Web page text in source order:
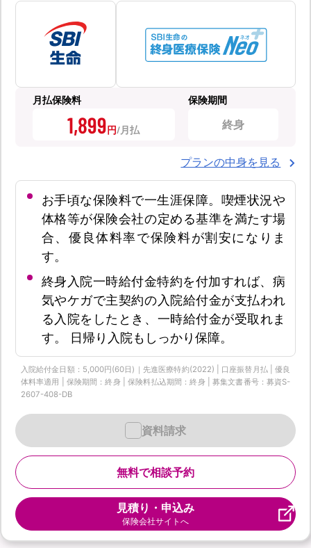
月払保険料
1,899円
保険期間
終身
プランの中身を見る
お手頃な保険料で一生涯保障。喫煙状況や
体格等が保険会社の定める基準を満たす場
合、優良体料率で保険料が割安になりま
す。
終身入院一時給付金特約を付加すれば、病
気やケガで主契約の入院給付金が支払われ
る入院をしたとき、一時給付金が受取れま
す。 日帰り入院もしっかり保障。
入院給付金日額：5,000円(60日)｜先進医療特約(2022) | 口座振替月払 | 優良
体料率適用 | 保険期間：終身 | 保険料払込期間：終身 | 募集文書番号：募資S-
2607-408-DB
無料で相談予約
資料請求
見積り・申込み
保険会社サイトへ